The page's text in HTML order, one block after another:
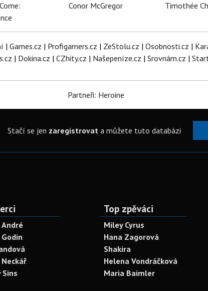
Conor McGregor
Timothée
| Games.cz | Profigamers.cz | ZeStolu.cz | Osobnosti.cz |
| Dokina.cz | CZhity.cz | Našepeníze.cz | Srovnám.cz |
Partneři: Heroine
Stačí se jen zaregistrovata můžete tuto databázi
Sins
Top zpěváci
Miley Cyrus
Hana Zagorová
Shakira
Helena Vondráčková
Maria Baimler